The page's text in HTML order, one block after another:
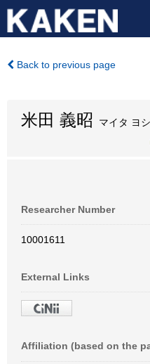
Back to previous page
米田 義昭
マイタ ヨ
Researcher Number
10001611
External Links
Affiliation (based on the